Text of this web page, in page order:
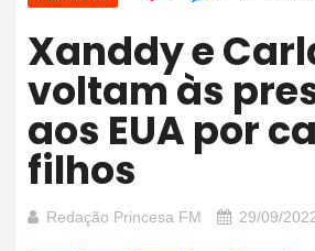
Xanddy e Carla Perez
voltam às
aos EUA por
filhos
Redação Princesa FM 29/09/